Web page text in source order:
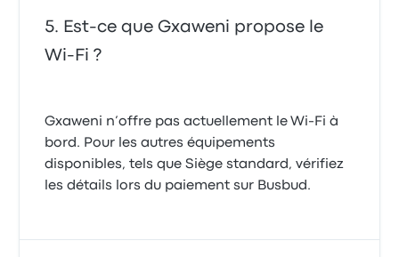
Est-ce que Gxaweni propose le
Wi-Fi ?
Gxaweni n’offre pas actuellement le Wi-Fi à
bord. Pour les autres équipements
disponibles, tels que Siège standard, vérifiez
les détails lors du paiement sur Busbud.